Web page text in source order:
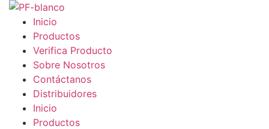
Skip
content
Inicio
Productos
Verifica Producto
Sobre Nosotros
Contáctanos
Distribuidores
Inicio
Productos